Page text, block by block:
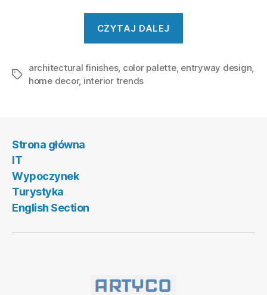
CZYTAJ DALEJ
for
Tagi
architectural finishes, color palette, entryway design,
home decor, interior trends
Strona główna
IT
Wypoczynek
Turystyka
English Section